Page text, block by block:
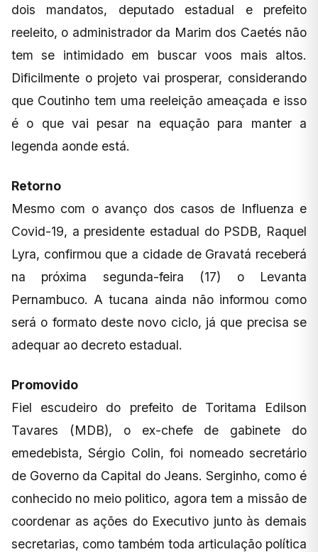
dois mandatos, deputado estadual e prefeito
reeleito, o administrador da Marim dos Caetés não
tem se intimidado em buscar voos mais altos.
Dificilmente o projeto vai prosperar, considerando
que Coutinho tem uma reeleição ameaçada e isso
é o que vai pesar na equação para manter a
legenda aonde está.
Retorno
Mesmo com o avanço dos casos de Influenza e
Covid-19, a presidente estadual do PSDB, Raquel
Lyra, confirmou que a cidade de Gravatá receberá
na próxima segunda-feira (17) o Levanta
Pernambuco. A tucana ainda não informou como
será o formato deste novo ciclo, já que precisa se
adequar ao decreto estadual.
Promovido
Fiel escudeiro do prefeito de Toritama Edilson
Tavares (MDB), o ex-chefe de gabinete do
emedebista, Sérgio Colin, foi nomeado secretário
de Governo da Capital do Jeans. Serginho, como é
conhecido no meio politico, agora tem a missão de
coordenar as ações do Executivo junto às demais
secretarias, como também toda articulação política